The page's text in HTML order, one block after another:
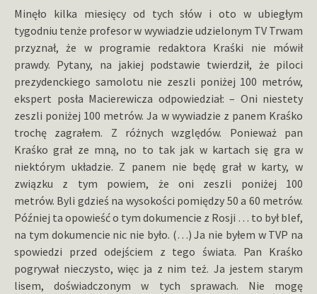
Minęło kilka miesięcy od tych słów i oto w ubiegłym
tygodniu tenże profesor w wywiadzie udzielonym TV Trwam
przyznał, że w programie redaktora Kraśki nie mówił
prawdy. Pytany, na jakiej podstawie twierdził, że piloci
prezydenckiego samolotu nie zeszli poniżej 100 metrów,
ekspert posła Macierewicza odpowiedział: – Oni niestety
zeszli poniżej 100 metrów. Ja w wywiadzie z panem Kraśko
trochę zagrałem. Z różnych względów. Ponieważ pan
Kraśko grał ze mną, no to tak jak w kartach się gra w
niektórym układzie. Z panem nie będę grał w karty, w
związku z tym powiem, że oni zeszli poniżej 100
metrów. Byli gdzieś na wysokości pomiędzy 50 a 60 metrów.
Później ta opowieść o tym dokumencie z Rosji … to był blef,
na tym dokumencie nic nie było. (…) Ja nie byłem w TVP na
spowiedzi przed odejściem z tego świata. Pan Kraśko
pogrywał nieczysto, więc ja z nim też. Ja jestem starym
lisem, doświadczonym w tych sprawach. Nie mogę